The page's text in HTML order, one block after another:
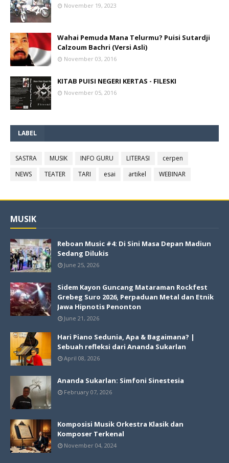
November 19, 2023
Wahai Pemuda Mana Telurmu? Puisi Sutardji
Calzoum Bachri (Versi Asli)
November 03, 2016
KITAB PUISI NEGERI KERTAS - FILESKI
November 05, 2016
LABEL
SASTRA MUSIK INFO GURU LITERASI
cerpen
NEWS
TEATER TARI esai artikel WEBINAR
MUSIK
Reboan Music #4: Di Sini Masa Depan Madiun
Sedang Dilukis
June 25, 2026
Sidem Kayon Guncang Mataraman Rockfest
Grebeg Suro 2026, Perpaduan Metal dan Etnik
Jawa Hipnotis Penonton
June 21, 2026
Hari Piano Sedunia, Apa & Bagaimana? |
Sebuah refleksi dari Ananda Sukarlan
April 08, 2026
Ananda Sukarlan: Simfoni Sinestesia
February 07, 2026
Komposisi Musik Orkestra Klasik dan
Komposer Terkenal
November 04, 2024